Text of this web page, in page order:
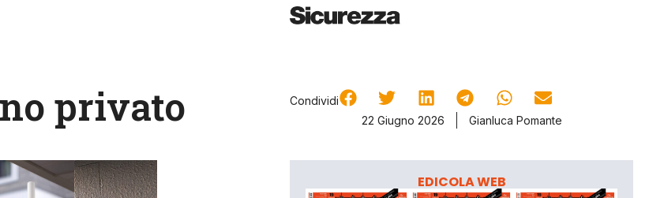
privato
Condividi
22 Giugno 2026
Gianluca Pomante
EDICOLA WEB